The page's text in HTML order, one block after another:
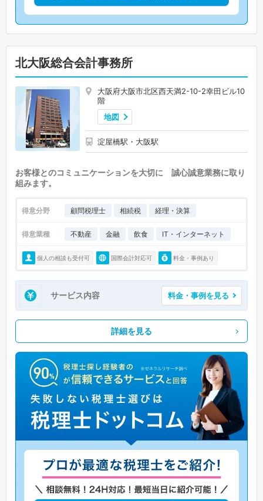
北大阪総合会計事務所
大阪府大阪市北区西天満2-10-2幸田ビル10
階
地図
淀屋橋駅・大阪駅
お客様とのコミュニケーションを大切に 誠心誠意業務に取り
組みます。
得意分野 顧問税理士 相続税 経理・決算
得意業種 不動産 金融 飲食 IT・インターネット
個人の相談も受付可 国際会計対応可 料金・事例あり
サービス内容 料金・事例を見る
詳細を見る